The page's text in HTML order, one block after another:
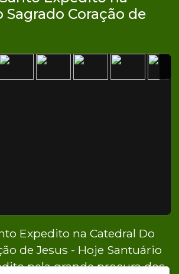
Sagrado Coração de
Expedito na Catedral Do
de Jesus - Hoje Santuário
pela grande procura dos